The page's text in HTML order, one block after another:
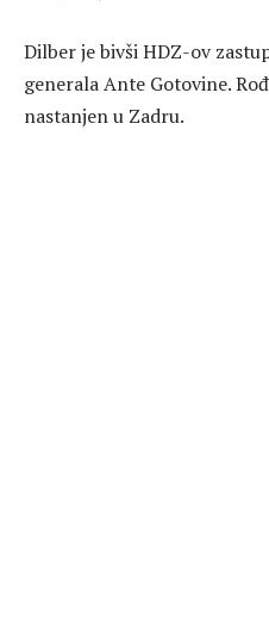
Dilber je bivši HDZ-ov
generala Ante Gotovine.
nastanjen u Zadru.